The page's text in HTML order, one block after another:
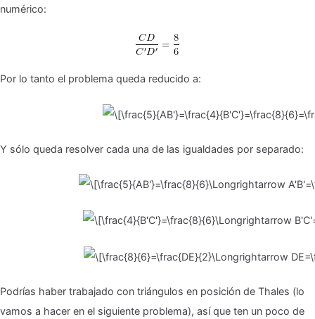
numérico:
Por lo tanto el problema queda reducido a:
Y sólo queda resolver cada una de las igualdades por separado:
Podrías haber trabajado con triángulos en posición de Thales (lo
vamos a hacer en el siguiente problema), así que ten un poco de